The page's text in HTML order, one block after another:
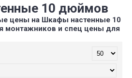
10 дюймов
цены на Шкафы настенные 10
монтажников и спец цены для